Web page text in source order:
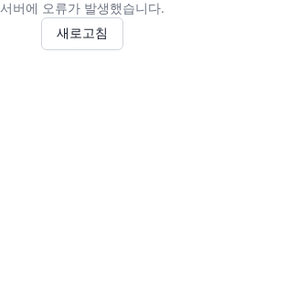
서버에 오류가 발생했습니다.
새로고침